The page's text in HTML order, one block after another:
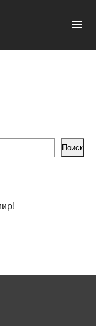
Поиск